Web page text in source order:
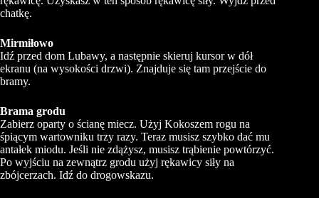
chatkę.
Mirmiłowo
Idź przed dom Lubawy, a następnie skieruj kursor w dół
ekranu (na wysokości drzwi). Znajduje się tam przejście do
bramy.
Brama grodu
Zabierz oparty o ścianę miecz. Użyj Kokoszem rogu na
śpiącym wartowniku trzy razy. Teraz musisz szybko dać mu
antałek miodu. Jeśli nie zdążysz, musisz trąbienie powtórzyć.
Po wyjściu na zewnątrz grodu użyj rękawicy siły na
zbójcerzach. Idź do drogowskazu.